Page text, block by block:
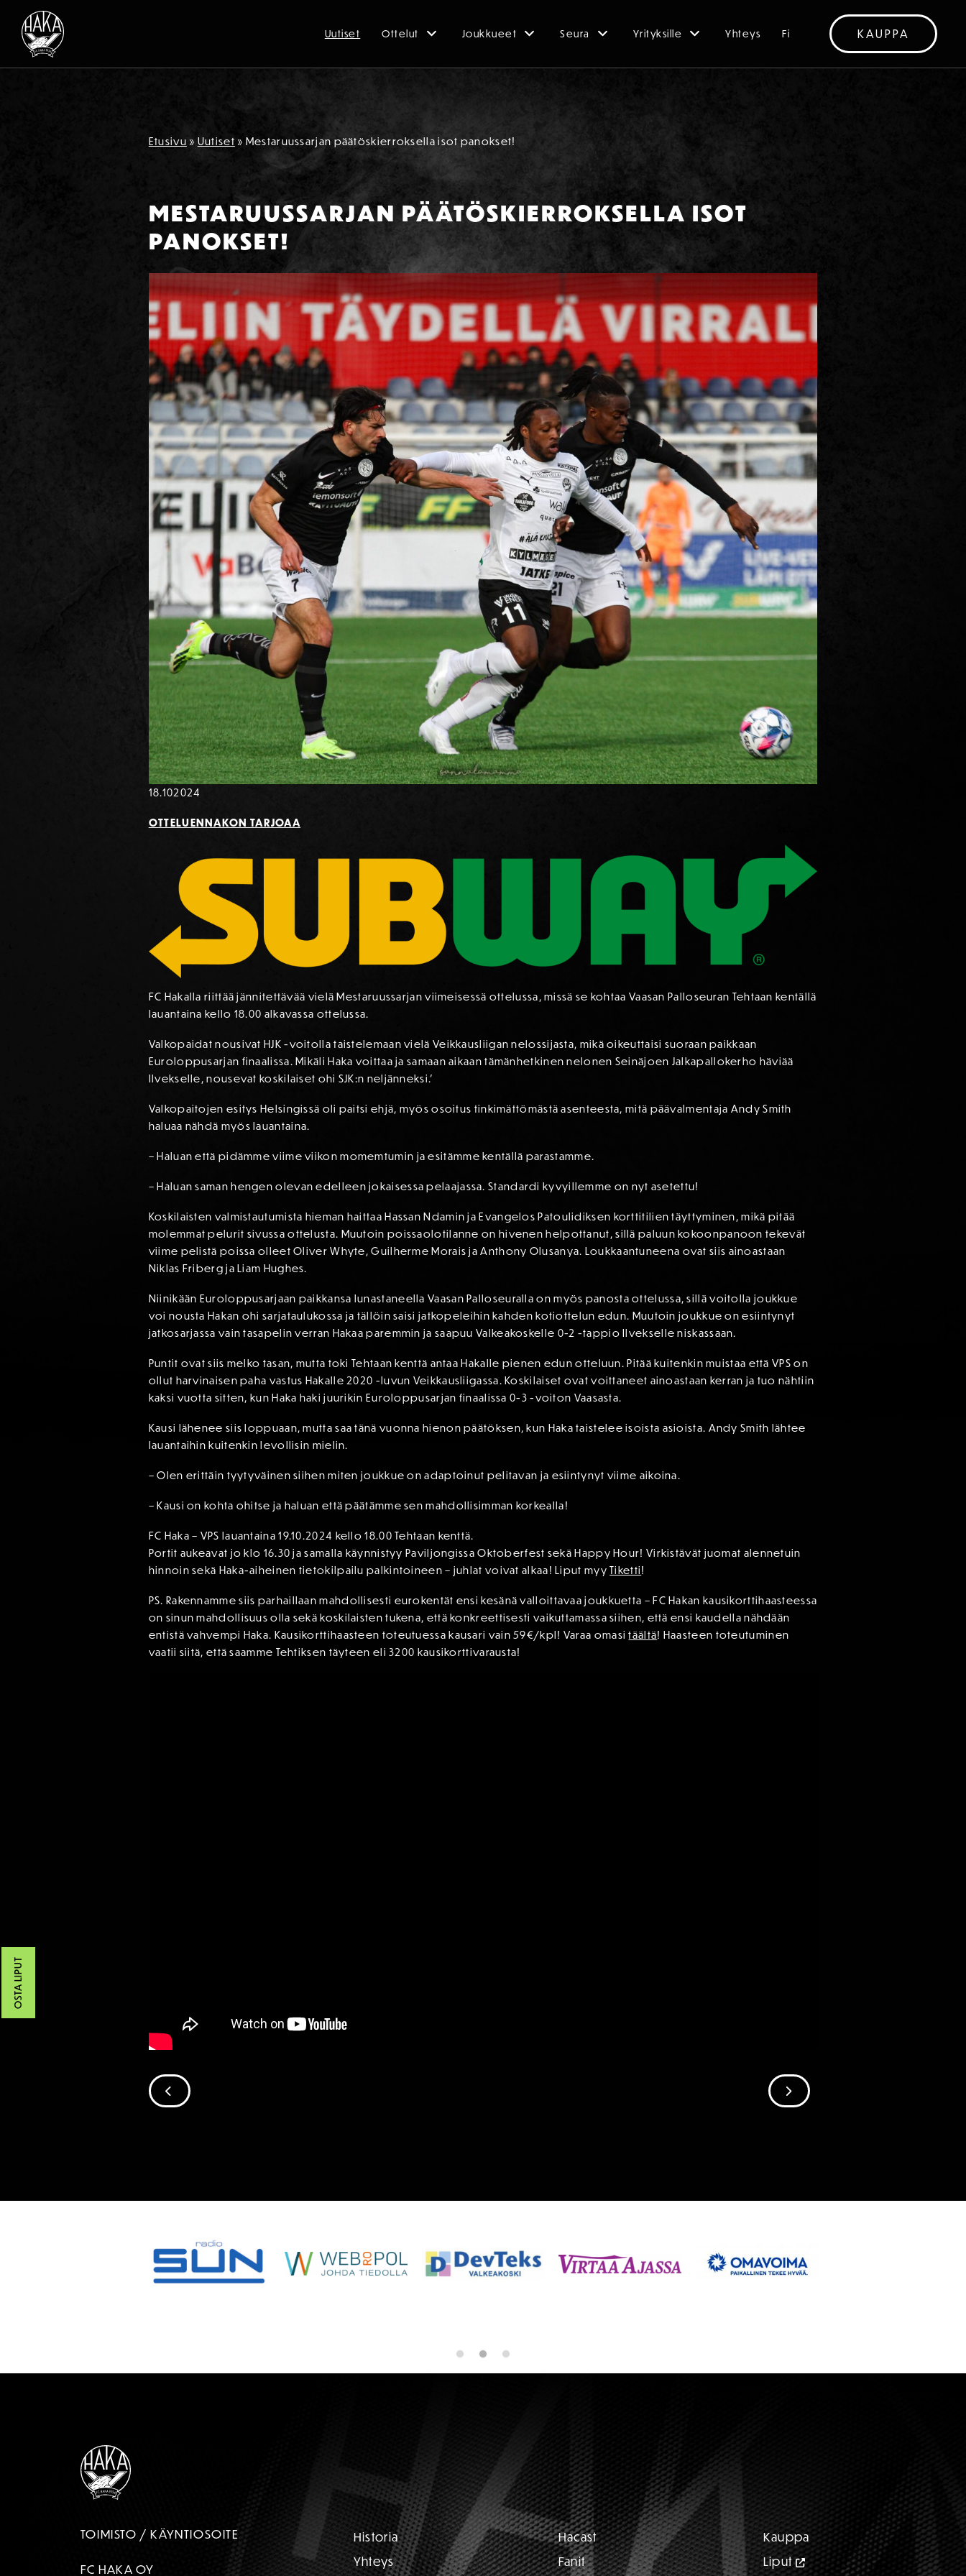
Siirry sisältöön
Uutiset Ottelut Joukkueet Seura Yrityksille Yhteys Fi KAUPPA
Etusivu » Uutiset » Mestaruussarjan päätöskierroksella isot panokset!
MESTARUUSSARJAN PÄÄTÖSKIERROKSELLA ISOT
PANOKSET!
18.102024
OTTELUENNAKON TARJOAA
FC Hakalla riittää jännitettävää vielä Mestaruussarjan viimeisessä ottelussa, missä se kohtaa Vaasan Palloseuran Tehtaan kentällä
lauantaina kello 18.00 alkavassa ottelussa.
Valkopaidat nousivat HJK -voitolla taistelemaan vielä Veikkausliigan nelossijasta, mikä oikeuttaisi suoraan paikkaan
Euroloppusarjan finaalissa. Mikäli Haka voittaa ja samaan aikaan tämänhetkinen nelonen Seinäjoen Jalkapallokerho häviää
Ilvekselle, nousevat koskilaiset ohi SJK:n neljänneksi.’
Valkopaitojen esitys Helsingissä oli paitsi ehjä, myös osoitus tinkimättömästä asenteesta, mitä päävalmentaja Andy Smith
haluaa nähdä myös lauantaina.
– Haluan että pidämme viime viikon momemtumin ja esitämme kentällä parastamme.
– Haluan saman hengen olevan edelleen jokaisessa pelaajassa. Standardi kyvyillemme on nyt asetettu!
Koskilaisten valmistautumista hieman haittaa Hassan Ndamin ja Evangelos Patoulidiksen korttitilien täyttyminen, mikä pitää
molemmat pelurit sivussa ottelusta. Muutoin poissaolotilanne on hivenen helpottanut, sillä paluun kokoonpanoon tekevät
viime pelistä poissa olleet Oliver Whyte, Guilherme Morais ja Anthony Olusanya. Loukkaantuneena ovat siis ainoastaan
Niklas Friberg ja Liam Hughes.
Niinikään Euroloppusarjaan paikkansa lunastaneella Vaasan Palloseuralla on myös panosta ottelussa, sillä voitolla joukkue
voi nousta Hakan ohi sarjataulukossa ja tällöin saisi jatkopeleihin kahden kotiottelun edun. Muutoin joukkue on esiintynyt
jatkosarjassa vain tasapelin verran Hakaa paremmin ja saapuu Valkeakoskelle 0-2 -tappio Ilvekselle niskassaan.
Puntit ovat siis melko tasan, mutta toki Tehtaan kenttä antaa Hakalle pienen edun otteluun. Pitää kuitenkin muistaa että VPS on
ollut harvinaisen paha vastus Hakalle 2020 -luvun Veikkausliigassa. Koskilaiset ovat voittaneet ainoastaan kerran ja tuo nähtiin
kaksi vuotta sitten, kun Haka haki juurikin Euroloppusarjan finaalissa 0-3 -voiton Vaasasta.
Kausi lähenee siis loppuaan, mutta saa tänä vuonna hienon päätöksen, kun Haka taistelee isoista asioista. Andy Smith lähtee
lauantaihin kuitenkin levollisin mielin.
– Olen erittäin tyytyväinen siihen miten joukkue on adaptoinut pelitavan ja esiintynyt viime aikoina.
– Kausi on kohta ohitse ja haluan että päätämme sen mahdollisimman korkealla!
FC Haka – VPS lauantaina 19.10.2024 kello 18.00 Tehtaan kenttä.
Portit aukeavat jo klo 16.30 ja samalla käynnistyy Paviljongissa Oktoberfest sekä Happy Hour! Virkistävät juomat alennetuin
hinnoin sekä Haka-aiheinen tietokilpailu palkintoineen – juhlat voivat alkaa! Liput myyTiketti!
PS. Rakennamme siis parhaillaan mahdollisesti eurokentät ensi kesänä valloittavaa joukkuetta – FC Hakan kausikorttihaasteessa
on sinun mahdollisuus olla sekä koskilaisten tukena, että konkreettisesti vaikuttamassa siihen, että ensi kaudella nähdään
entistä vahvempi Haka. Kausikorttihaasteen toteutuessa kausari vain 59€/kpl! Varaa omasitäältä! Haasteen toteutuminen
vaatii siitä, että saamme Tehtiksen täyteen eli 3200 kausikorttivarausta!
SIIRRY SEURAAVAAN
SIIRRY EDELLISEEN
OSTA LIPUT
TOIMISTO / KÄYNTIOSOITE
FC HAKA OY
Historia
Yhteys
Hacast
Fanit
Kauppa
Liput